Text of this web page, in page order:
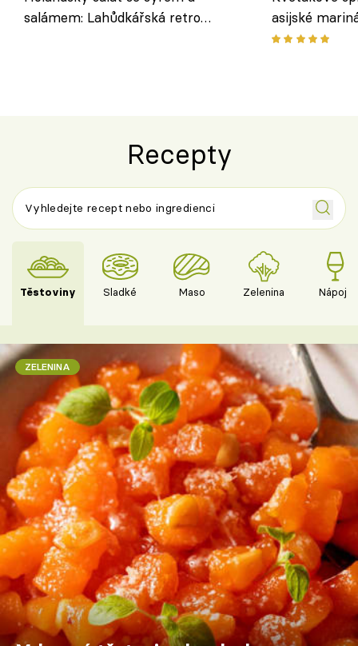
salámem: Lahůdkářská retro
asijské
chuťovka z
Recepty
Těstoviny Sladké Maso Zelenina Nápoje
ZELENINA